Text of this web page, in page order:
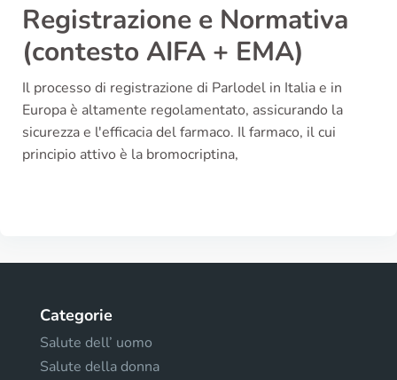
Registrazione e Normativa
(contesto AIFA + EMA)
Il processo di registrazione di Parlodel in Italia e in
Europa è altamente regolamentato, assicurando la
sicurezza e l'efficacia del farmaco. Il farmaco, il cui
principio attivo è la bromocriptina,
Categorie
Salute dell’ uomo
Salute della donna